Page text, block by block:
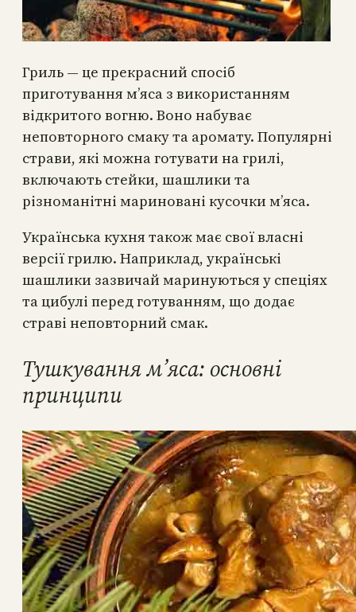
Гриль — це прекрасний спосіб
приготування м’яса з використанням
відкритого вогню. Воно набуває
неповторного смаку та аромату. Популярні
страви, які можна готувати на грилі,
включають стейки, шашлики та
різноманітні мариновані кусочки м’яса.
Українська кухня також має свої власні
версії грилю. Наприклад, українські
шашлики зазвичай маринуються у спеціях
та цибулі перед готуванням, що додає
страві неповторний смак.
Тушкування м’яса: основні
принципи